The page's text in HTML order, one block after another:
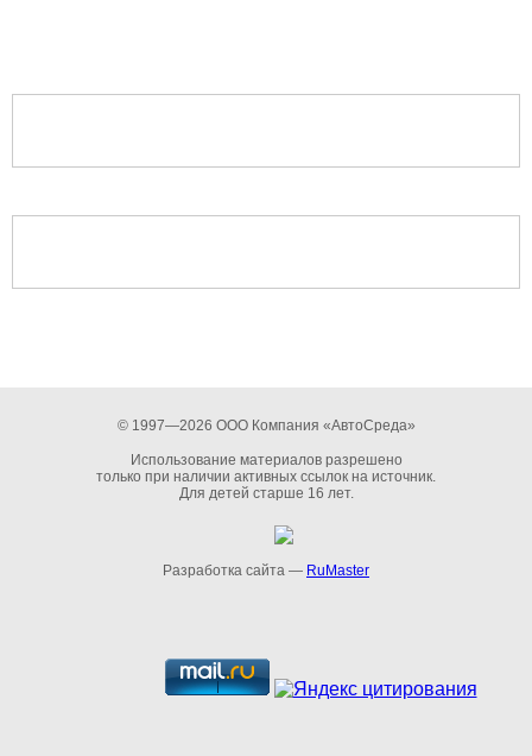
© 1997—2026 ООО Компания «АвтоСреда»
Использование материалов разрешено
только при наличии активных ссылок на источник.
Для детей старше 16 лет.
Разработка сайта — RuMaster